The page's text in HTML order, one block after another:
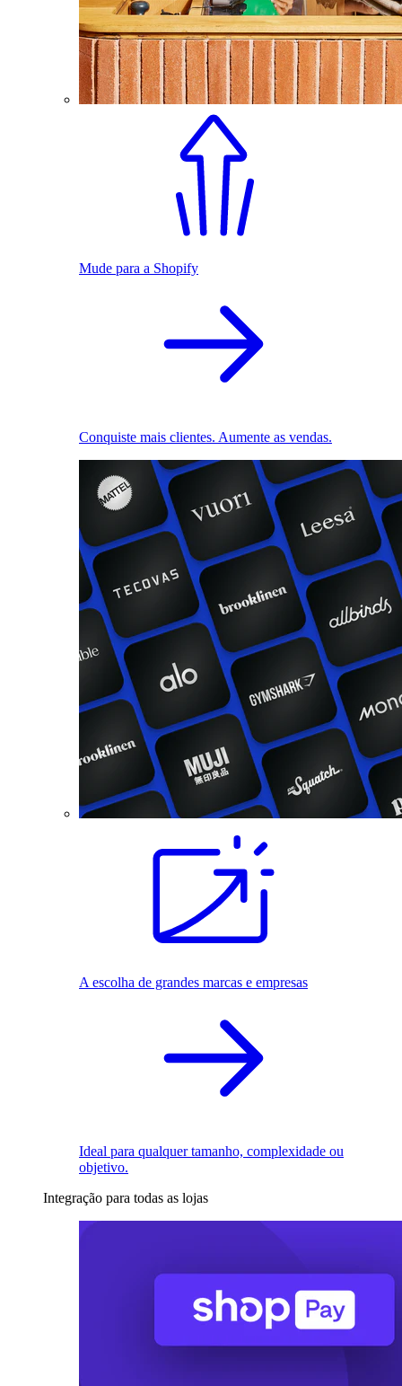
Mude para a Shopify
Conquiste mais clientes. Aumente as vendas.
A escolha de grandes marcas e empresas
Ideal para qualquer tamanho, complexidade ou
objetivo.
Integração para todas as lojas